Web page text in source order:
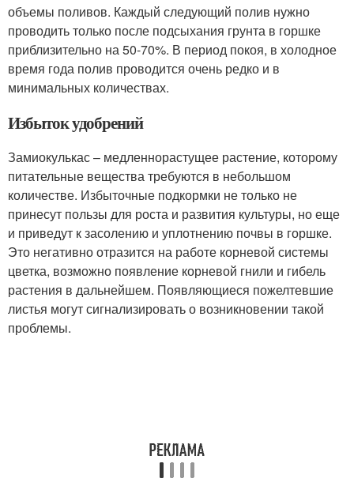
объемы поливов. Каждый следующий полив нужно
проводить только после подсыхания грунта в горшке
приблизительно на 50-70%. В период покоя, в холодное
время года полив проводится очень редко и в
минимальных количествах.
Избыток удобрений
Замиокулькас – медленнорастущее растение, которому
питательные вещества требуются в небольшом
количестве. Избыточные подкормки не только не
принесут пользы для роста и развития культуры, но еще
и приведут к засолению и уплотнению почвы в горшке.
Это негативно отразится на работе корневой системы
цветка, возможно появление корневой гнили и гибель
растения в дальнейшем. Появляющиеся пожелтевшие
листья могут сигнализировать о возникновении такой
проблемы.